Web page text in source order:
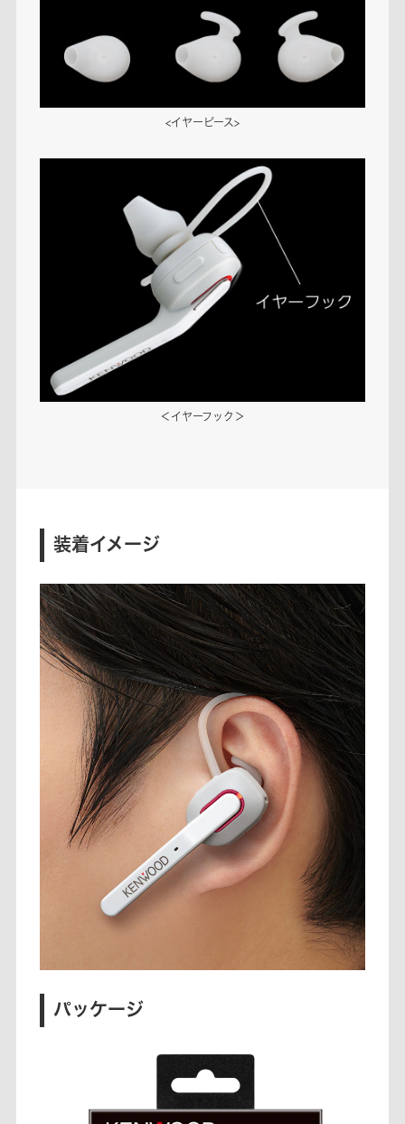
<イヤーピース>
＜イヤーフック＞
装着イメージ
パッケージ